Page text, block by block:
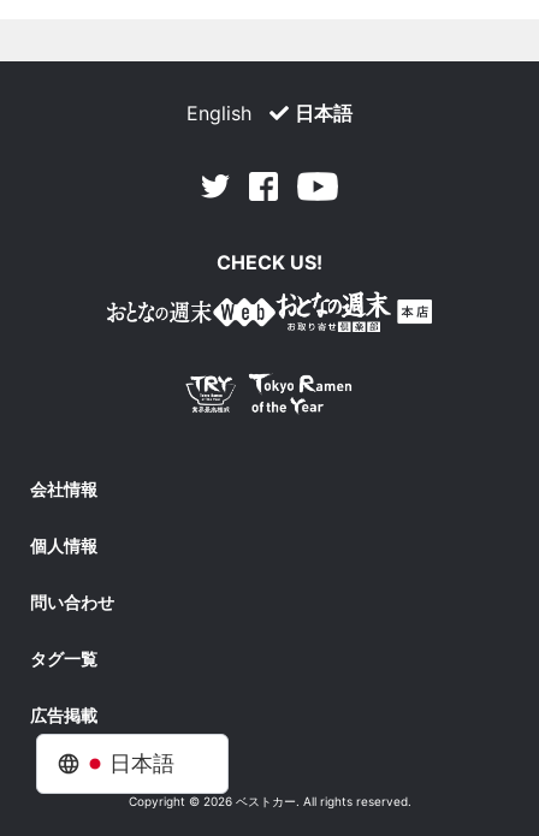
日本語
English 日本語
Twitter Facebook
CHECK US!
会社情報
個人情報
問い合わせ
タグ一覧
広告掲載
Copyright © 2026 ベストカー. All rights reserved.